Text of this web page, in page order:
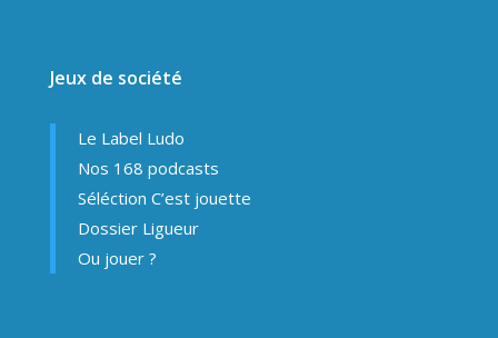
Jeux de société
Le Label Ludo
Nos 168 podcasts
Séléction C’est jouette
Dossier Ligueur
Ou jouer ?